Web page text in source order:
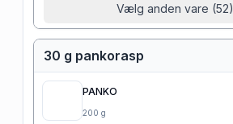
Vælg anden vare (52)
30 g pankorasp
PANKO
200 g